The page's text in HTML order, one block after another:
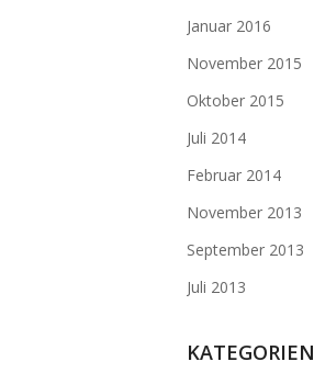
Januar 2016
November 2015
Oktober 2015
Juli 2014
Februar 2014
November 2013
September 2013
Juli 2013
KATEGORIEN